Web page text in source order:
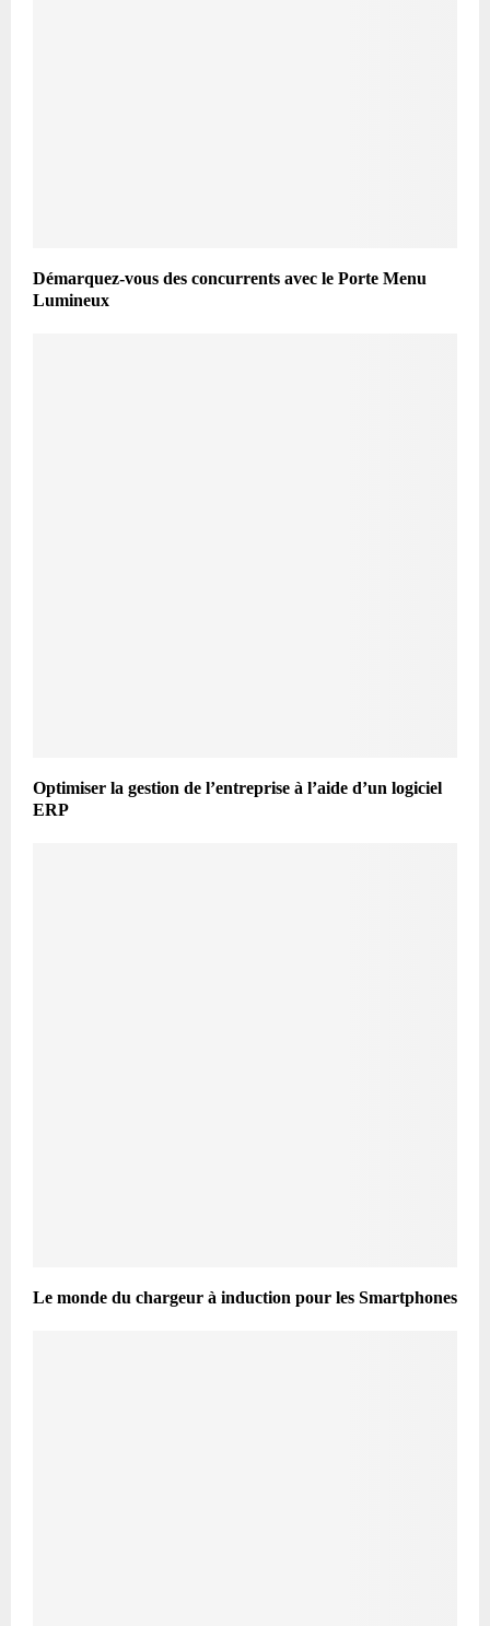
Démarquez-vous des concurrents avec le Porte Menu
Lumineux
Optimiser la gestion de l’entreprise à l’aide d’un logiciel
ERP
Le monde du chargeur à induction pour les Smartphones